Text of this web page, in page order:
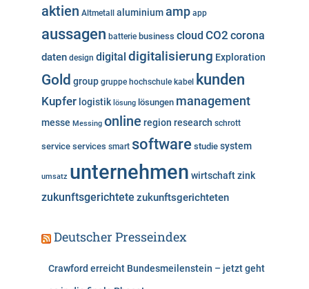
r
i
n
aktien Altmetall aluminiumamp app
aussagen batterie business cloud CO2 corona
daten design digital digitalisierung Exploration
Gold group gruppe hochschule kabel kunden
Kupfer logistik lösung lösungen management
messe Messing online region research schrott
service services smart software studie system
umsatz unternehmen wirtschaftzink
zukunftsgerichtete zukunftsgerichteten
Deutscher Presseindex
Crawford erreicht Bundesmeilenstein – jetzt geht